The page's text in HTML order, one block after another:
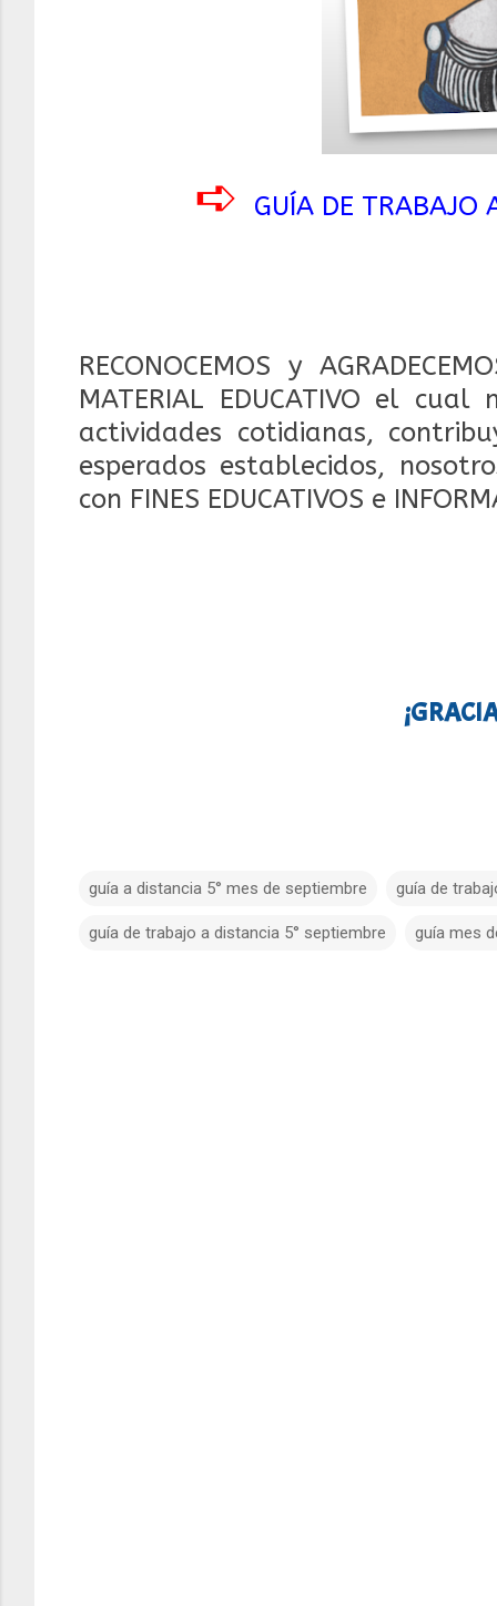
➪ GUÍA DE
RECONOCEMOS y
MATERIAL EDUCATIVO el
actividades cotidianas,
esperados establecidos,
con FINES EDUCATIVOS e
guía a distancia 5° mes de septiembre guía de
guía de trabajo a distancia 5° septiembre guía mes